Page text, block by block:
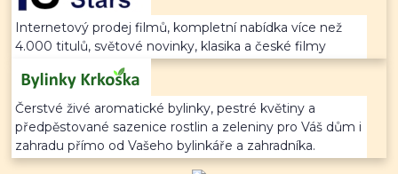
Internetový prodej filmů, kompletní nabídka více než
4.000 titulů, světové novinky, klasika a české filmy
Čerstvé živé aromatické bylinky, pestré květiny a
předpěstované sazenice rostlin a zeleniny pro Váš dům i
zahradu přímo od Vašeho bylinkáře a zahradníka.